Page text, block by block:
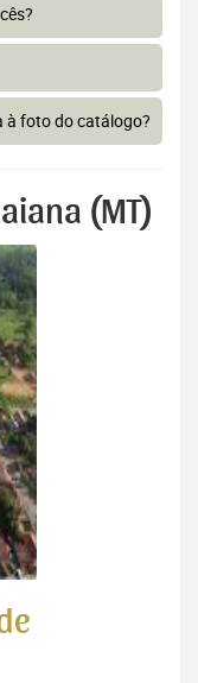
à foto do catálogo?
(MT)